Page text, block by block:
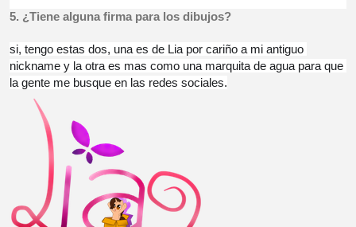
5. ¿Tiene alguna firma para los dibujos?
si, tengo estas dos, una es de Lia por cariño a mi antiguo
nickname y la otra es mas como una marquita de agua para que
la gente me busque en las redes sociales.